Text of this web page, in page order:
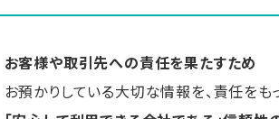
お客様や取引先への責任を果たすため
お預かりしている大切な情報を、責任を